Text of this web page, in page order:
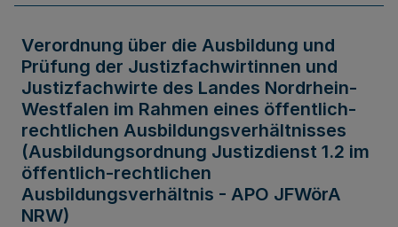
Verordnung über die Ausbildung und
Prüfung der Justizfachwirtinnen und
Justizfachwirte des Landes Nordrhein-
Westfalen im Rahmen eines öffentlich-
rechtlichen Ausbildungsverhältnisses
(Ausbildungsordnung Justizdienst 1.2 im
öffentlich-rechtlichen
Ausbildungsverhältnis - APO JFWörA
NRW)